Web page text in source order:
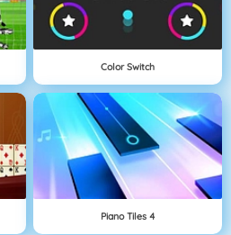
Color Switch
Piano Tiles 4